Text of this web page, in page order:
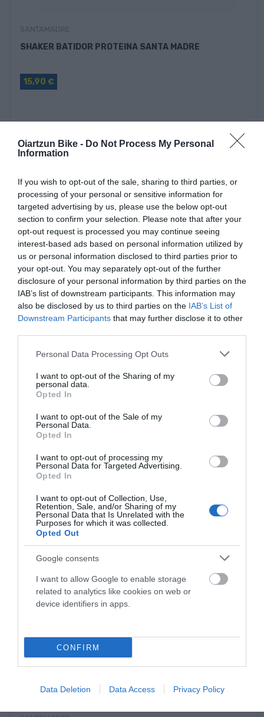
Oiartzun Bike - Do Not Process My Personal
Information
If you wish to opt-out of the sale, sharing to third parties, or
processing of your personal or sensitive information for
targeted advertising by us, please use the below opt-out
section to confirm your selection. Please note that after your
opt-out request is processed you may continue seeing
interest-based ads based on personal information utilized by
us or personal information disclosed to third parties prior to
your opt-out. You may separately opt-out of the further
disclosure of your personal information by third parties on the
IAB’s list of downstream participants. This information may
also be disclosed by us to third parties on the IAB’s List of
Downstream Participants that may further disclose it to other
Please note that this website/app uses one or more Google
not limited to your visit or usage behaviour. You may click to
grant or deny consent to Google and its third-party tags to
use your data for below specified purposes in below Google
consent section.
Personal Data Processing Opt Outs
I want to opt-out of the Sharing of my
personal data.
Opted In
I want to opt-out of the Sale of my
Personal Data.
Opted In
I want to opt-out of processing my
Personal Data for Targeted Advertising.
Opted In
I want to opt-out of Collection, Use,
Retention, Sale, and/or Sharing of my
Personal Data that Is Unrelated with the
Purposes for which it was collected.
Opted Out
Google consents
I want to allow Google to enable storage
related to analytics like cookies on web or
device identifiers in apps.
CONFIRM
Data Deletion Data Access Privacy Policy
SHAKER BATIDOR PROTEINA SANTA MADRE
15,90 €
SANTAMADRE
SWEET RECOVERY SANTA MADRE
19,90 €